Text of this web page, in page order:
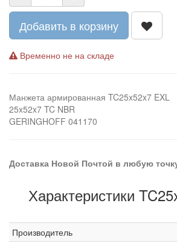
Добавить в корзину
Временно не на складе
Манжета армированная TC25x52x7 EXL
25x52x7 TC NBR
GERINGHOFF 041170
Доставка Новой Почтой в любую
Характеристики
Производитель